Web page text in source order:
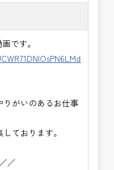
です。
りがいのあるお仕事
ております。
／